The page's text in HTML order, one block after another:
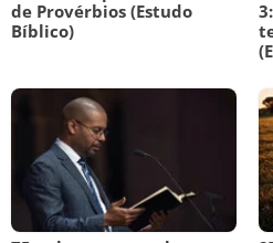
de Provérbios (Estudo
Bíblico)